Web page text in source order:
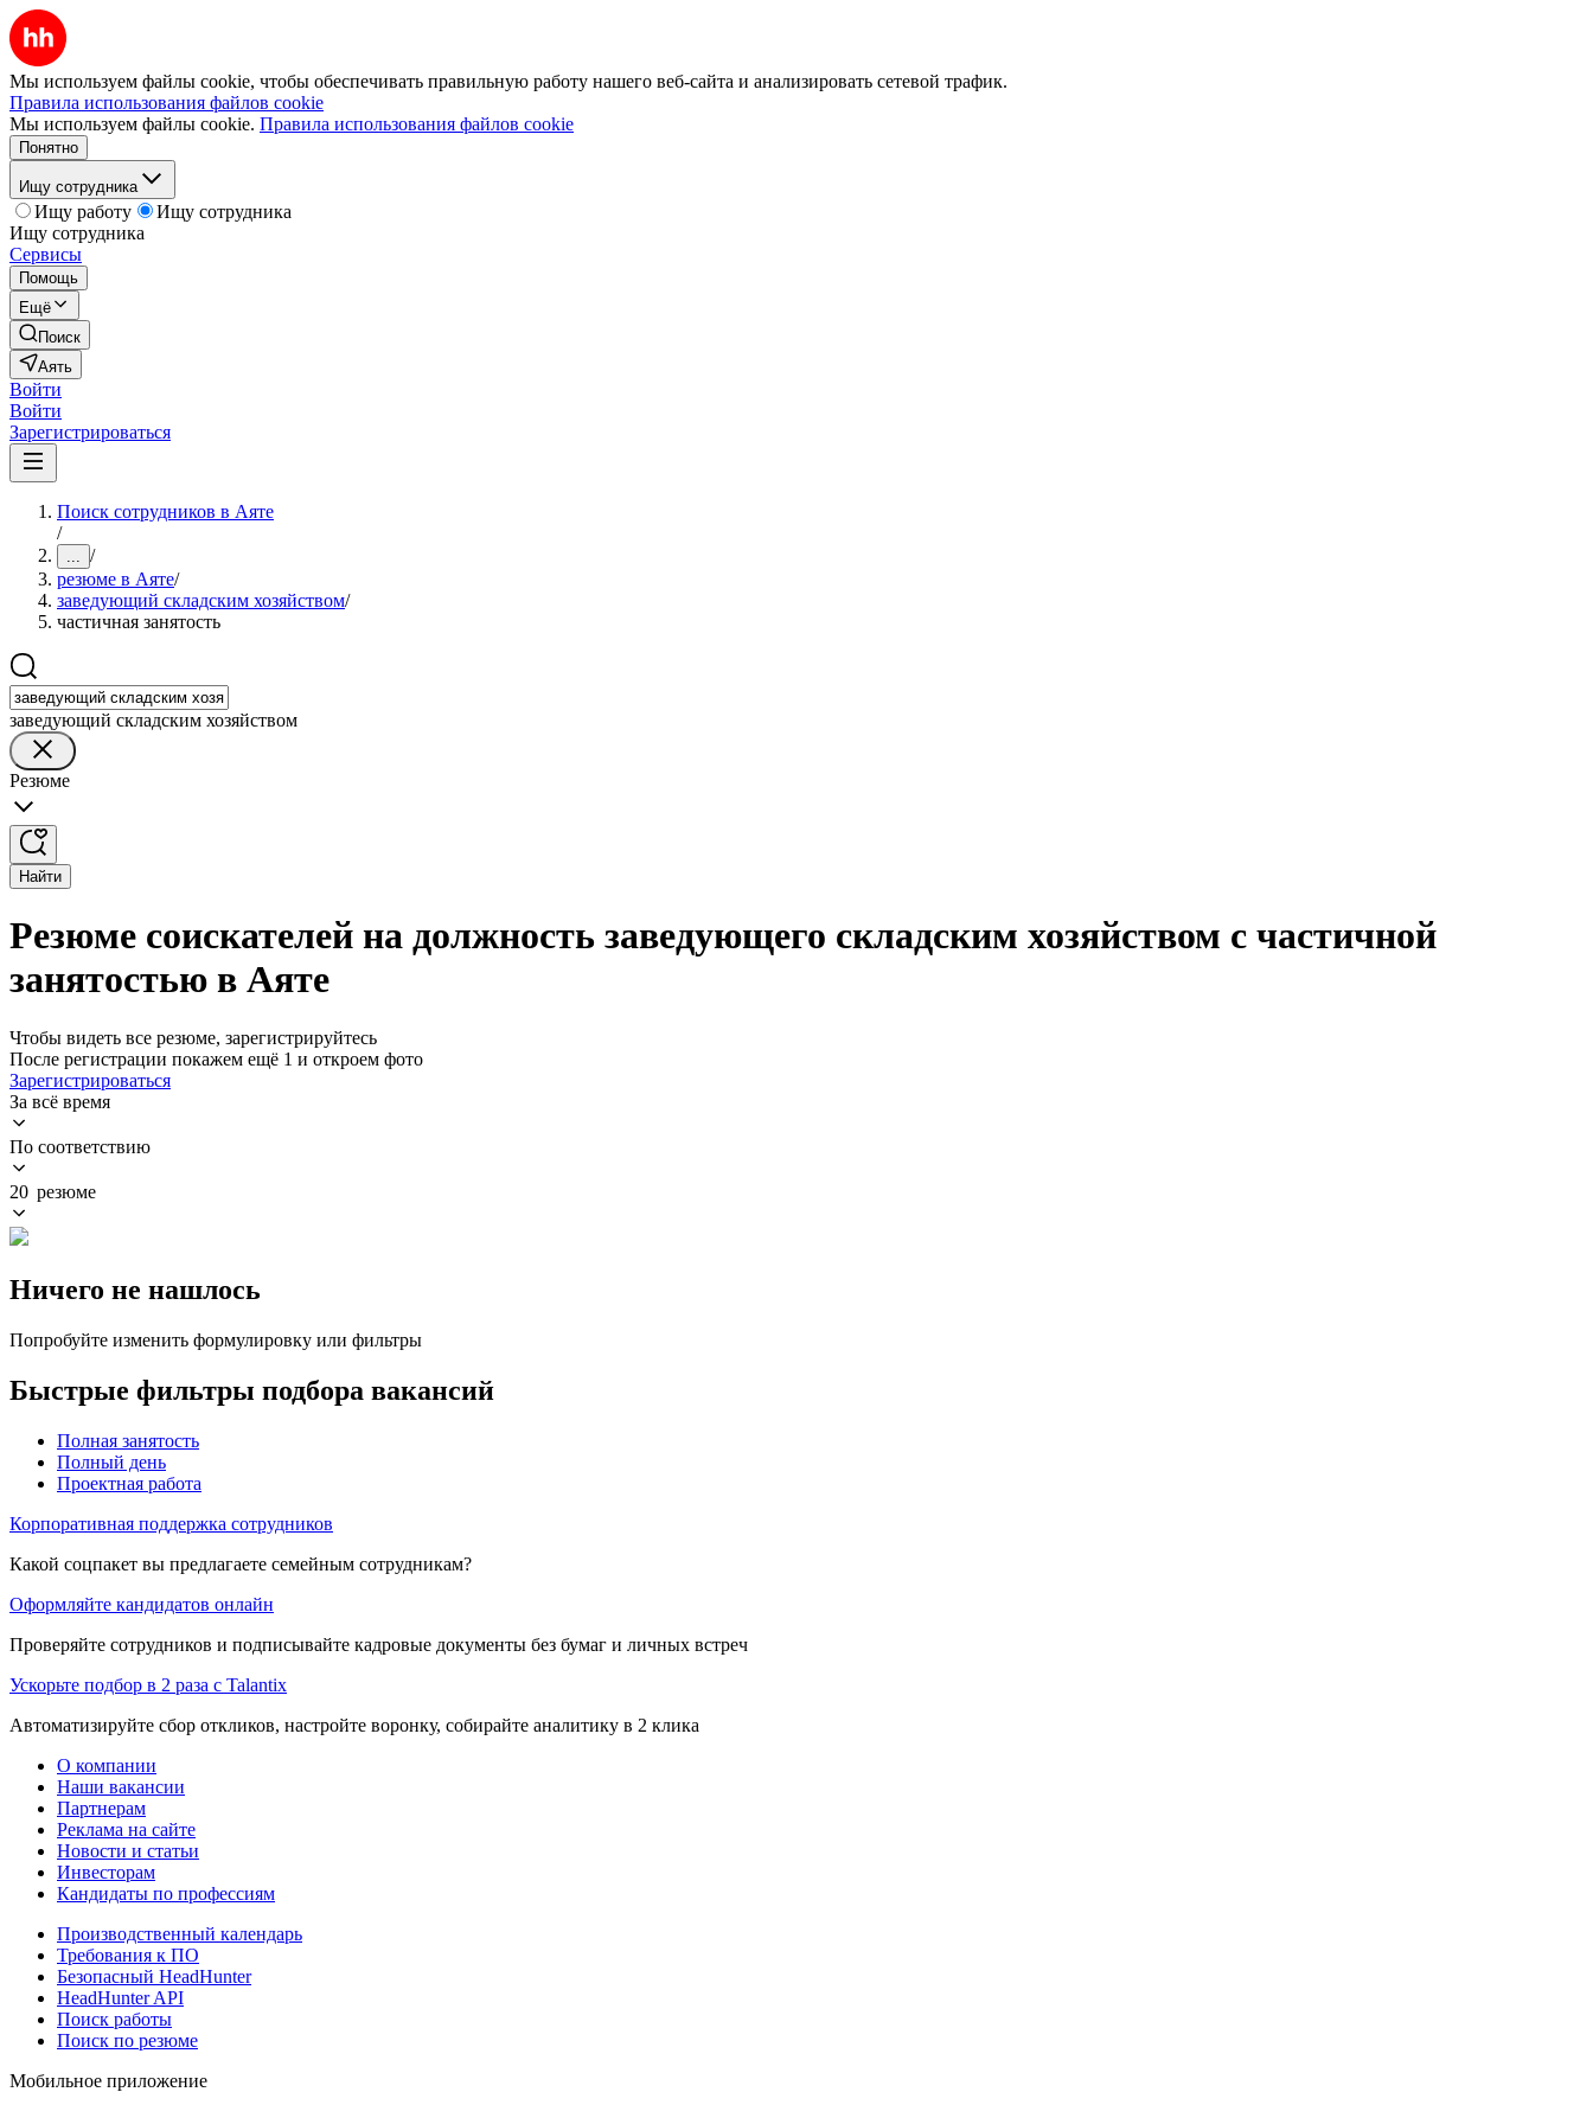
Мы используем файлы cookie, чтобы обеспечивать правильную работу нашего веб-сайта и анализировать сетевой трафик.
Правила использования файлов cookie
Мы используем файлы cookie. Правила использования файлов cookie
Понятно
Ищу сотрудника
Ищу работу
Ищу сотрудника
Ищу сотрудника
Сервисы
Помощь
Ещё
Поиск
Аять
Войти
Войти
Зарегистрироваться
Поиск сотрудников в Аяте
/
... /
резюме в Аяте/
заведующий складским хозяйством/
частичная занятость
заведующий складским хозяйством
Резюме
Найти
Резюме соискателей на должность заведующего складским хозяйством с частичной
занятостью в Аяте
Чтобы видеть все резюме, зарегистрируйтесь
После регистрации покажем ещё 1 и откроем фото
Зарегистрироваться
За всё время
По соответствию
20 резюме
Ничего не нашлось
Попробуйте изменить формулировку или фильтры
Быстрые фильтры подбора вакансий
Полная занятость
Полный день
Проектная работа
Корпоративная поддержка сотрудников
Какой соцпакет вы предлагаете семейным сотрудникам?
Оформляйте кандидатов онлайн
Проверяйте сотрудников и подписывайте кадровые документы без бумаг и личных встреч
Ускорьте подбор в 2 раза с Talantix
Автоматизируйте сбор откликов, настройте воронку, собирайте аналитику в 2 клика
О компании
Наши вакансии
Партнерам
Реклама на сайте
Новости и статьи
Инвесторам
Кандидаты по профессиям
Производственный календарь
Требования к ПО
Безопасный HeadHunter
HeadHunter API
Поиск работы
Поиск по резюме
Мобильное приложение